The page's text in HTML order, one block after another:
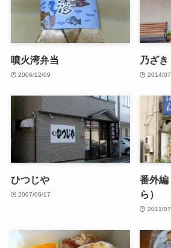
噴火湾弁当
2006/12/09
乃ざ
2014/
ひつじや
2007/06/17
番外編
ら）
2011/